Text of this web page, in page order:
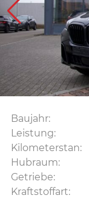
Baujahr:
Leistung:
Kilometerstan:
Hubraum:
Getriebe:
Kraftstoffart: